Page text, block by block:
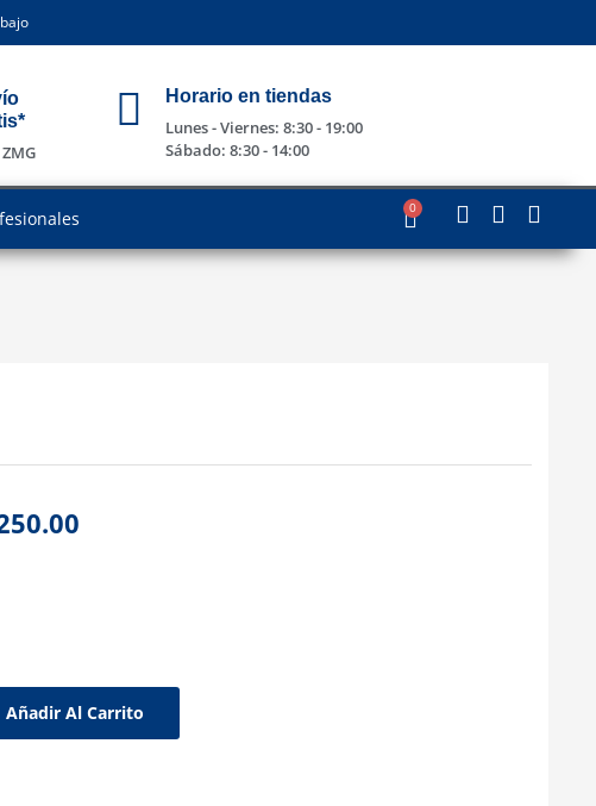
Horario en tiendas
Lunes - Viernes: 8:30 - 19:00
Sábado: 8:30 - 14:00
0
Añadir Al Carrito